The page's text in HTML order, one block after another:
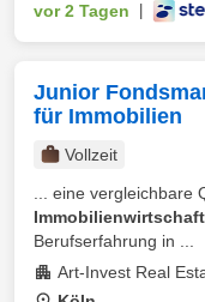
vor 2 Tagen
Junior
für Immobilien
Vollzeit
... eine vergleichbare
Immobilienwirtschaft
Berufserfahrung in ...
Art-Invest Real